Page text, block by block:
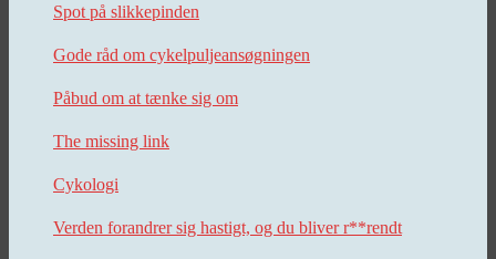
Spot på slikkepinden
Gode råd om cykelpuljeansøgningen
Påbud om at tænke sig om
The missing link
Cykologi
Verden forandrer sig hastigt, og du bliver r**rendt